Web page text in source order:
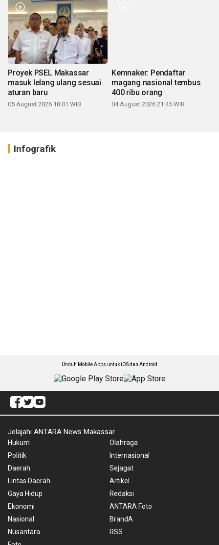
Proyek PSEL Makassar
masuk lelang ulang sesuai
aturan baru
05 August 2026 18:01 WIB
Kemnaker: Pendaftar
magang nasional tembus
400 ribu orang
04 August 2026 21:45 WIB
Infografik
Unduh Mobile Apps untuk iOS dan Android
Jelajahi ANTARA News Makassar
Hukum
Politik
Daerah
Lintas Daerah
Gaya Hidup
Ekonomi
Nasional
Nusantara
Olahraga
Internasional
Sejagat
Artikel
Redaksi
ANTARA Foto
BrandA
RSS